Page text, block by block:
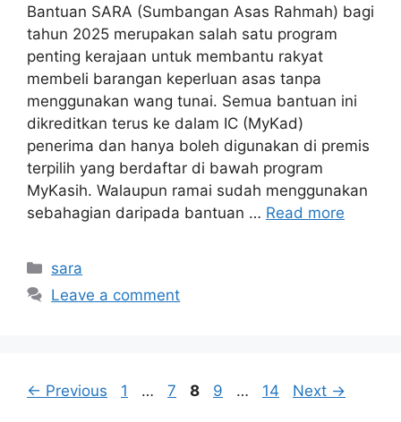
Bantuan SARA (Sumbangan Asas Rahmah) bagi
tahun 2025 merupakan salah satu program
penting kerajaan untuk membantu rakyat
membeli barangan keperluan asas tanpa
menggunakan wang tunai. Semua bantuan ini
dikreditkan terus ke dalam IC (MyKad)
penerima dan hanya boleh digunakan di premis
terpilih yang berdaftar di bawah program
MyKasih. Walaupun ramai sudah menggunakan
sebahagian daripada bantuan … Read more
Categories
sara
Leave a comment
← Previous Page
1 … Page
7 Page
8 Page
9 … Page
14 Next →